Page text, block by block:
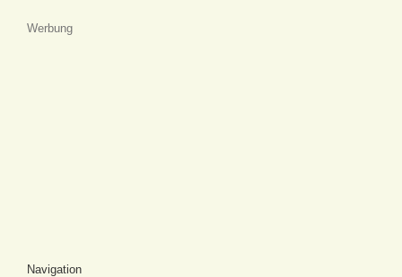
Werbung
Navigation